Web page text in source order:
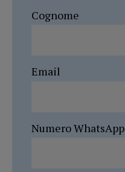
Cognome
Email
Numero WhatsApp